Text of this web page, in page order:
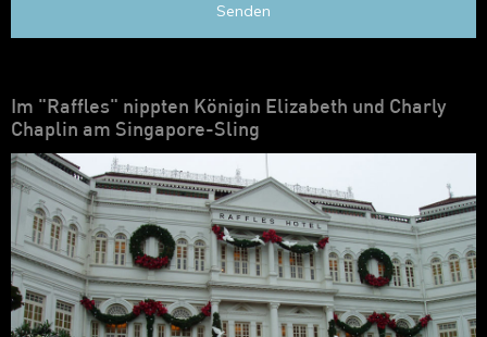
Senden
Im "Raffles" nippten Königin Elizabeth und Charly
Chaplin am Singapore-Sling